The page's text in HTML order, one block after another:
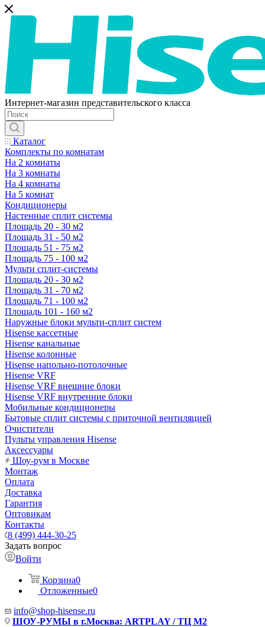
Интернет-магазин представительского класса
Каталог
Комплекты по комнатам
На 2 комнаты
На 3 комнаты
На 4 комнаты
На 5 комнат
Кондиционеры
Настенные сплит системы
Площадь 20 - 30 м2
Площадь 31 - 50 м2
Площадь 51 - 75 м2
Площадь 75 - 100 м2
Мульти сплит-системы
Площадь 20 - 30 м2
Площадь 31 - 70 м2
Площадь 71 - 100 м2
Площадь 101 - 160 м2
Наружные блоки мульти-сплит систем
Hisense кассетные
Hisense канальные
Hisense колонные
Hisense напольно-потолочные
Hisense VRF
Hisense VRF внешние блоки
Hisense VRF внутренние блоки
Мобильные кондиционеры
Бытовые сплит системы с приточной вентиляцией
Очистители
Пульты управления Hisense
Аксессуары
Шоу-рум в Москве
Монтаж
Оплата
Доставка
Гарантия
Оптовикам
Контакты
8 (499) 444-30-25
Задать вопрос
Войти
Корзина0
Отложенные0
info@shop-hisense.ru
ШОУ-РУМЫ в г.Москва: ARTPLAY / ТЦ М2